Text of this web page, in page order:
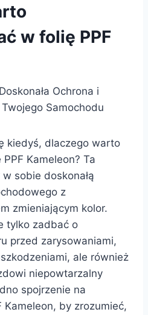
w folię PPF
Ochrona i
Samochodu
kiedyś, dlaczego warto
Kameleon? Ta
sobie doskonałą
z
zmieniającym kolor.
tylko zadbać o
przed zarysowaniami,
ale również
niepowtarzalny
spojrzenie na
Kameleon, by zrozumieć,